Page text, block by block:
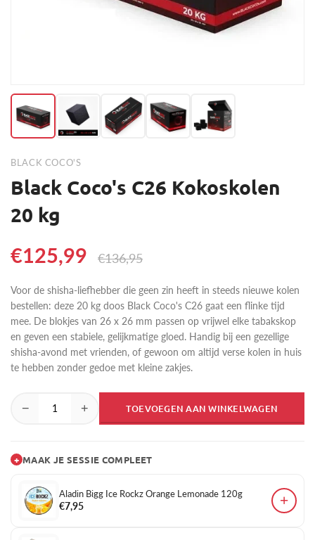
BLACK COCO'S
Black Coco's C26 Kokoskolen
20 kg
€125,99 €136,95
Voor de shisha-liefhebber die geen zin heeft in steeds nieuwe kolen
bestellen: deze 20 kg doos Black Coco's C26 gaat een flinke tijd
mee. De blokjes van 26 x 26 mm passen op vrijwel elke tabakskop
en geven een stabiele, gelijkmatige gloed. Handig bij een gezellige
shisha-avond met vrienden, of gewoon om altijd verse kolen in huis
te hebben zonder gedoe met kleine zakjes.
− + TOEVOEGEN AAN WINKELWAGEN
+ MAAK JE SESSIE COMPLEET
Aladin Bigg Ice Rockz Orange Lemonade 120g
€7,95
+